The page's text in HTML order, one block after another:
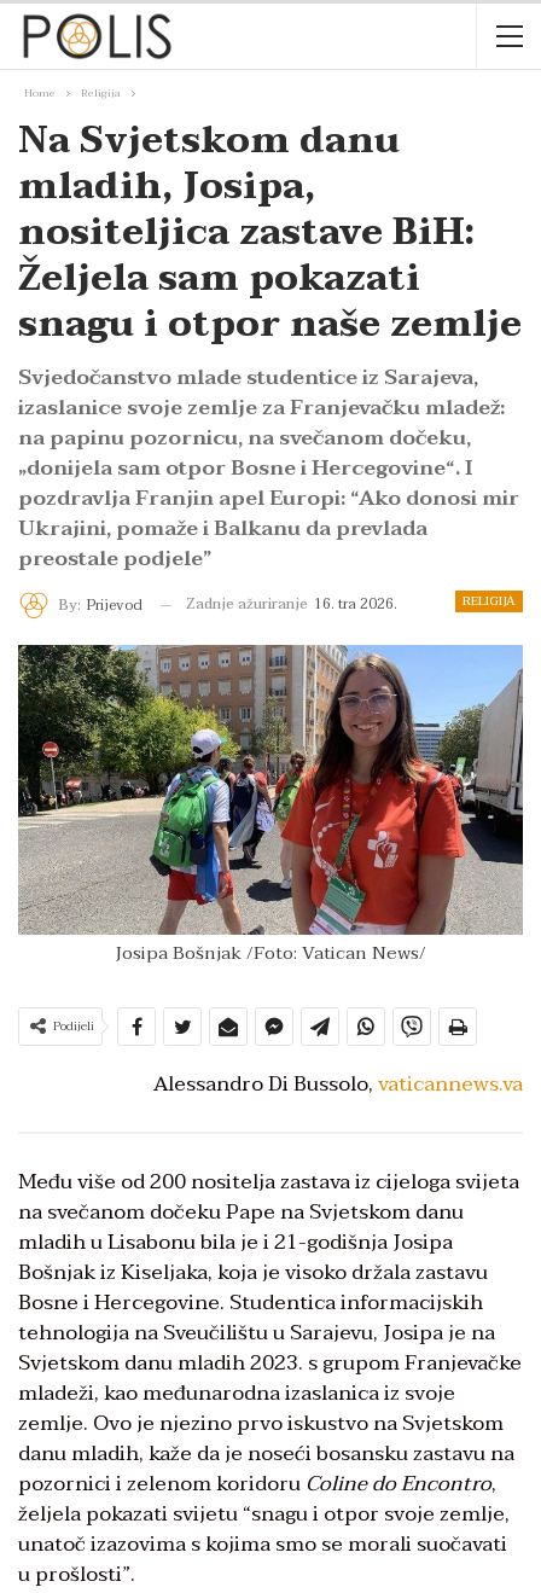
Home Religija
Na Svjetskom danu
mladih, Josipa,
nositeljica zastave BiH:
Željela sam pokazati
snagu i otpor naše zemlje
Svjedočanstvo mlade studentice iz Sarajeva,
izaslanice svoje zemlje za Franjevačku mladež:
na papinu pozornicu, na svečanom dočeku,
„donijela sam otpor Bosne i Hercegovine“. I
pozdravlja Franjin apel Europi: “Ako donosi mir
Ukrajini, pomaže i Balkanu da prevlada
preostale podjele”
RELIGIJA
By: Prijevod Zadnje ažuriranje 16. tra 2026.
Josipa Bošnjak /Foto: Vatican News/
Podijeli
Alessandro Di Bussolo,vaticannews.va
Među više od 200 nositelja zastava iz cijeloga svijeta
na svečanom dočeku Pape na Svjetskom danu
mladih u Lisabonu bila je i 21-godišnja Josipa
Bošnjak iz Kiseljaka, koja je visoko držala zastavu
Bosne i Hercegovine. Studentica informacijskih
tehnologija na Sveučilištu u Sarajevu, Josipa je na
Svjetskom danu mladih 2023. s grupom Franjevačke
mladeži, kao međunarodna izaslanica iz svoje
zemlje. Ovo je njezino prvo iskustvo na Svjetskom
danu mladih, kaže da je noseći bosansku zastavu na
pozornici i zelenom koridoru Coline do Encontro,
željela pokazati svijetu “snagu i otpor svoje zemlje,
unatoč izazovima s kojima smo se morali suočavati
u prošlosti”.